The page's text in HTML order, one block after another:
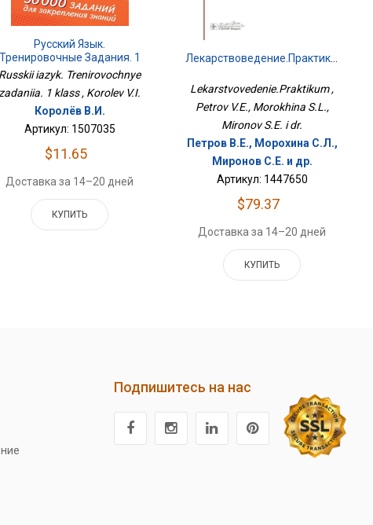
Русский Язык.
Тренировочные Задания. 1
Класс
Russkii iazyk. Trenirovochnye
zadaniia. 1 klass , Korolev V.I.
Королёв В.И.
Артикул: 1507035
$11.65
Доставка за 14–20 дней
КУПИТЬ
Lekarstvovedenie.Praktikum ,
Petrov V.E., Morokhina S.L.,
Mironov S.E. i dr.
Петров В.Е., Морохина С.Л.,
Миронов С.Е. и др.
Артикул: 1447650
$79.37
Доставка за 14–20 дней
КУПИТЬ
Подпишитесь на нас